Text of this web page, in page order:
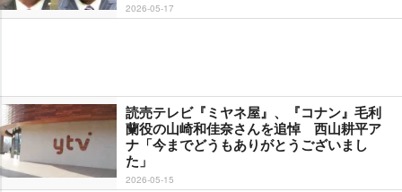
2026-05-17
読売テレビ『ミヤネ屋』、『コナン』毛利
蘭役の山崎和佳奈さんを追悼 西山耕平ア
ナ「今までどうもありがとうございまし
た」
2026-05-15